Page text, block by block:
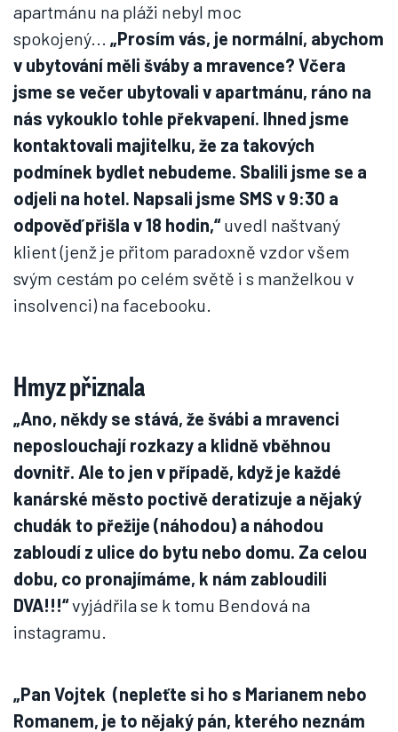
apartmánu na pláži nebyl moc
spokojený... „Prosím vás, je normální, abychom
v ubytování měli šváby a mravence? Včera
jsme se večer ubytovali v apartmánu, ráno na
nás vykouklo tohle překvapení. Ihned jsme
kontaktovali majitelku, že za takových
podmínek bydlet nebudeme. Sbalili jsme se a
odjeli na hotel. Napsali jsme SMS v 9:30 a
odpověď přišla v 18 hodin,“uvedl naštvaný
klient (jenž je přitom paradoxně vzdor všem
svým cestám po celém světě i s manželkou v
insolvenci) na facebooku.
Hmyz přiznala
„Ano, někdy se stává, že švábi a mravenci
neposlouchají rozkazy a klidně vběhnou
dovnitř. Ale to jen v případě, když je každé
kanárské město poctivě deratizuje a nějaký
chudák to přežije (náhodou) a náhodou
zabloudí z ulice do bytu nebo domu. Za celou
dobu, co pronajímáme, k nám zabloudili
DVA!!!“vyjádřila se k tomu Bendová na
instagramu.
„Pan Vojtek (nepleťte si ho s Marianem nebo
Romanem, je to nějaký pán, kterého neznám